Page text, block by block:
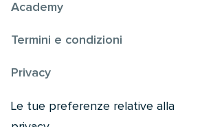
Academy
Termini e condizioni
Privacy
Le tue preferenze relative alla